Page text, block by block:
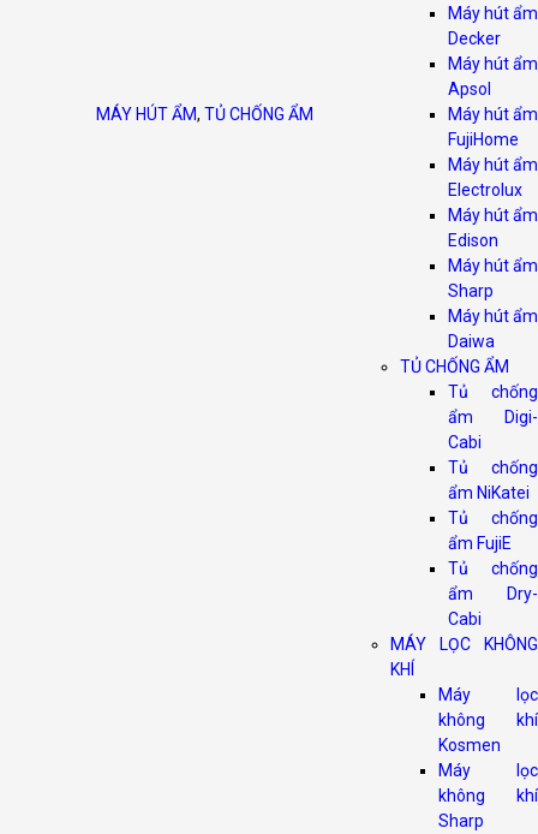
MÁY HÚT ẨM, TỦ CHỐNG ẨM
Máy hút ẩm
Decker
Máy hút ẩm
Apsol
Máy hút ẩm
FujiHome
Máy hút ẩm
Electrolux
Máy hút ẩm
Edison
Máy hút ẩm
Sharp
Máy hút ẩm
Daiwa
TỦ CHỐNG ẨM
Tủ chống
ẩm Digi-
Cabi
Tủ chống
ẩm NiKatei
Tủ chống
ẩm FujiE
Tủ chống
ẩm Dry-
Cabi
MÁY LỌC KHÔNG
KHÍ
Máy lọc
không khí
Kosmen
Máy lọc
không khí
Sharp